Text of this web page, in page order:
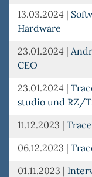
13.03.2024 |
Hardware
23.01.2024 |
CEO
23.01.2024 |
studio und RZ/
11.12.2023 |
06.12.2023 |
01.11.2023 |